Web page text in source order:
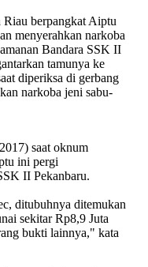
berpangkat Aiptu
menyerahkan narkoba
Bandara SSK II
tamunya ke
diperiksa di gerbang
narkoba jeni sabu-
saat oknum
ini pergi
II Pekanbaru.
ditubuhnya ditemukan
sekitar Rp8,9 Juta
bukti lainnya," kata